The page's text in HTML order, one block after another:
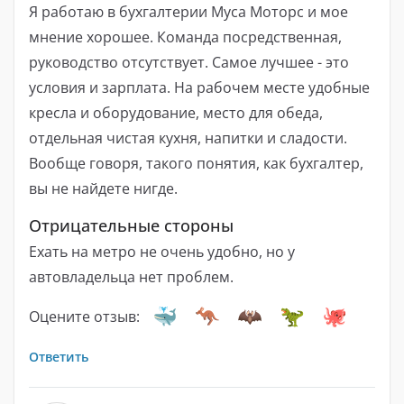
Я работаю в бухгалтерии Муса Моторс и мое
мнение хорошее. Команда посредственная,
руководство отсутствует. Самое лучшее - это
условия и зарплата. На рабочем месте удобные
кресла и оборудование, место для обеда,
отдельная чистая кухня, напитки и сладости.
Вообще говоря, такого понятия, как бухгалтер,
вы не найдете нигде.
Отрицательные стороны
Ехать на метро не очень удобно, но у
автовладельца нет проблем.
Оцените отзыв:
Ответить